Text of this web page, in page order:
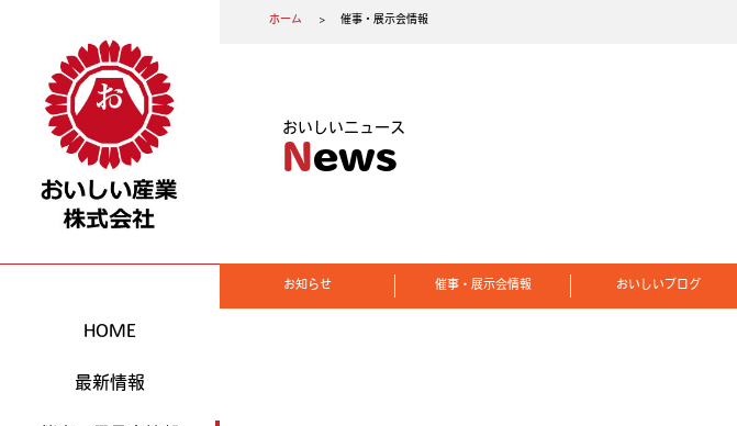
HOME
最新情報
ホーム 催事・展示会情報
おいしいニュース
News
お知らせ 催事・展示会情報 おいしいブログ